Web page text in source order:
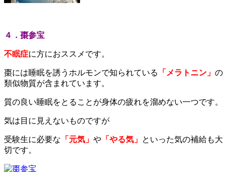
４．棗参宝
不眠症に方におススメです。
棗には睡眠を誘うホルモンで知られている 「メラトニン」 の
類似物質が含まれています。
質の良い睡眠をとることが身体の疲れを溜めない一つです。
気は目に見えないものですが
受験生に必要な 「元気」 や 「やる気」 といった気の補給も大
切です。